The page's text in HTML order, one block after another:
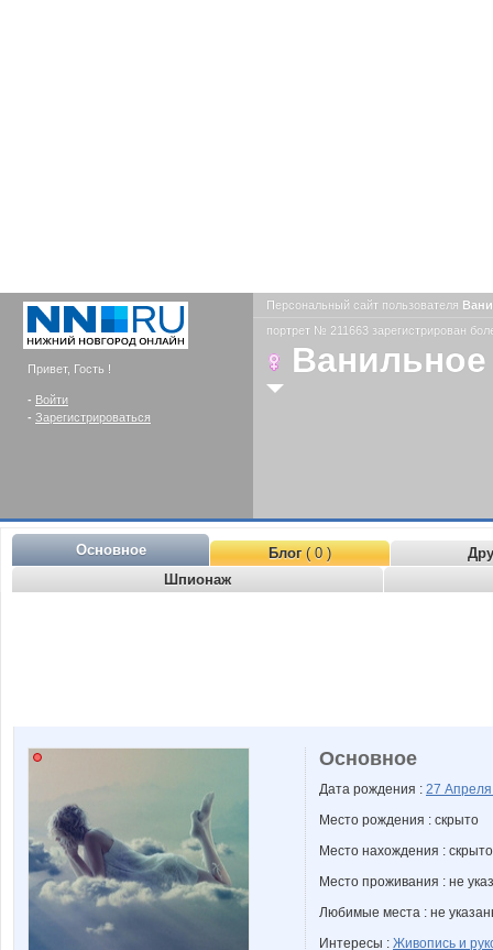
Привет, Гость !
- Войти
- Зарегистрироваться
Персональный сайт пользователя
портрет № 211663 зарегистрирован
Основное Блог( 0 )
Шпионаж
Основное
Дата рождения : 27
Место рождения : скрыто
Место нахождения : скрыто
Место проживания : не
Любимые места : не
Интересы : Живопись и